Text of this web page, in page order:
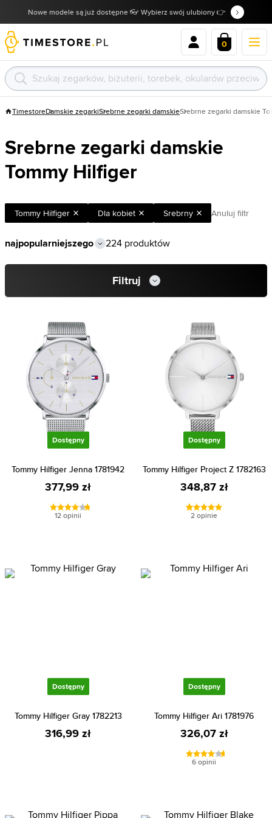
Nowe modele są już dostępne 👓 Wybierz swój ulubiony 👉
0
TimestoreDamskie zegarkiSrebrne zegarki damskieSrebrne zegarki damskie
Srebrne zegarki damskie
Tommy Hilfiger
Tommy Hilfiger Dla kobiet Srebrny Anuluj filtr
224 produktów
Filtruj
Dostępny
Tommy Hilfiger Jenna 1781942
377,99 zł
12 opinii
Dostępny
Tommy Hilfiger Project Z 1782163
348,87 zł
2 opinie
Dostępny
Tommy Hilfiger Gray 1782213
316,99 zł
Dostępny
Tommy Hilfiger Ari 1781976
326,07 zł
6 opinii